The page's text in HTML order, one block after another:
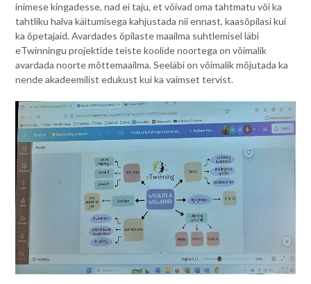
inimese kingadesse, nad ei taju, et võivad oma tahtmatu või ka
tahtliku halva käitumisega kahjustada nii ennast, kaasõpilasi kui
ka õpetajaid. Avardades õpilaste maailma suhtlemisel läbi
eTwinningu projektide teiste koolide noortega on võimalik
avardada noorte mõttemaailma. Seeläbi on võimalik mõjutada ka
nende akadeemilist edukust kui ka vaimset tervist.